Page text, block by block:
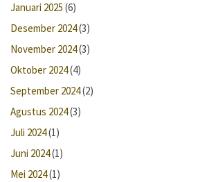
Januari 2025 (6)
Desember 2024(3)
November 2024(3)
Oktober 2024(4)
September 2024(2)
Agustus 2024(3)
Juli 2024(1)
Juni 2024(1)
Mei 2024(1)